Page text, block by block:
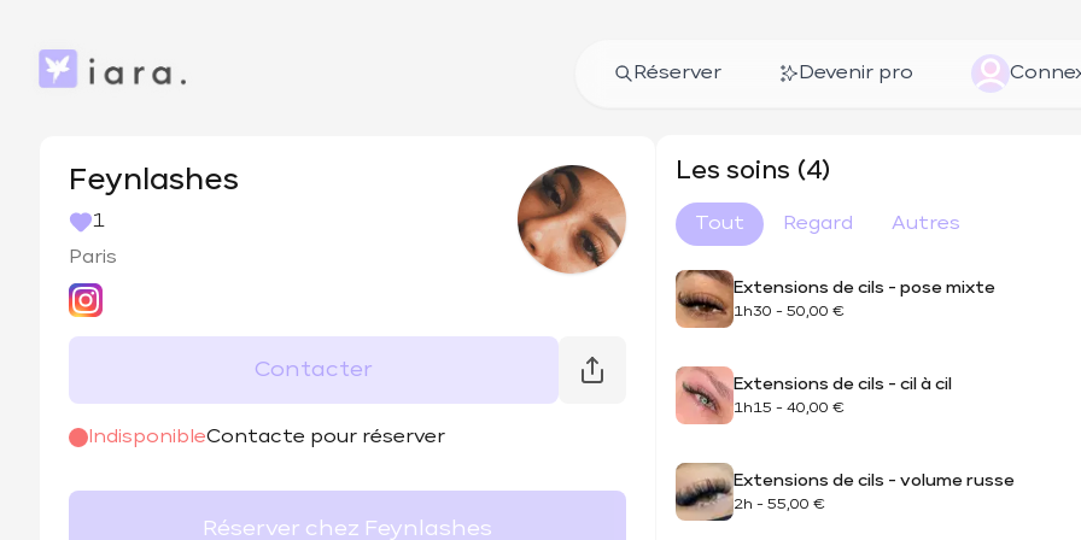
Réserver Devenir pro
Feynlashes
1
Paris
Contacter
IndisponibleContacte pour réserver
@feyn_lashes75
Réserver chez Feynlashes
Les soins (4)
Tout Regard Autres
Extensions de cils - pose mixte
1h30 - 50,00 €
Extensions de cils - cil à cil
1h15 - 40,00 €
Extensions de cils - volume russe
2h - 55,00 €